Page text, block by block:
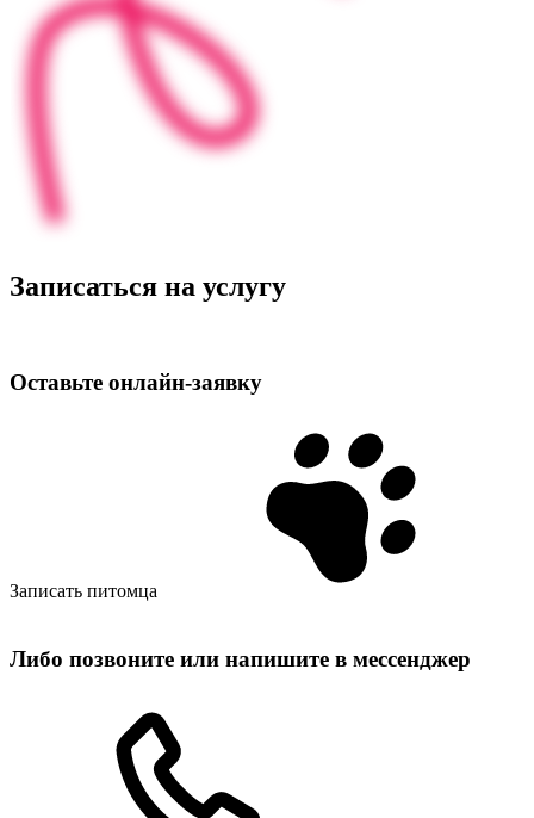
Записаться на услугу
Оставьте онлайн‑заявку
Записать питомца
Либо позвоните или напишите в мессенджер